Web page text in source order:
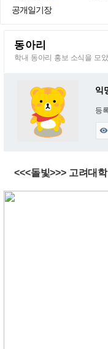
공개일기장
동아리
학내 동아리 홍보 소식을 모
익
등

<<<돌빛>>> 고려대